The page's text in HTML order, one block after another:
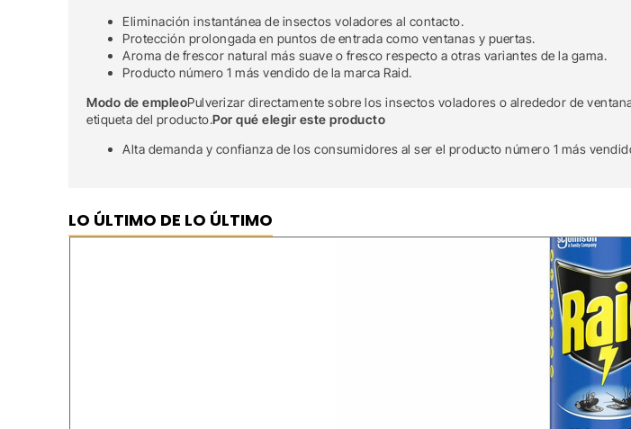
Eliminación instantánea de insectos voladores al contacto.
Protección prolongada en puntos de entrada como ventanas y puertas.
Aroma de frescor natural más suave o fresco respecto a otras variantes de la gama.
Producto número 1 más vendido de la marca Raid.
Modo de empleoPulverizar directamente sobre los insectos voladores o alrededor de
etiqueta del producto.Por qué elegir este producto
Alta demanda y confianza de los consumidores al ser el producto número 1 más
LO ÚLTIMO DE LO ÚLTIMO